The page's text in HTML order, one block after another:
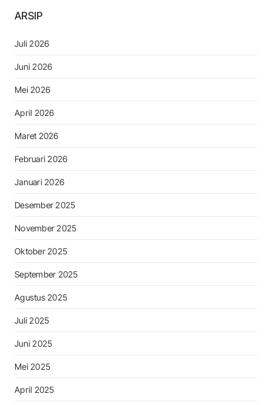
ARSIP
Juli 2026
Juni 2026
Mei 2026
April 2026
Maret 2026
Februari 2026
Januari 2026
Desember 2025
November 2025
Oktober 2025
September 2025
Agustus 2025
Juli 2025
Juni 2025
Mei 2025
April 2025